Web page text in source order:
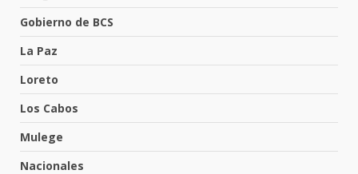
Gobierno de BCS
La Paz
Loreto
Los Cabos
Mulege
Nacionales